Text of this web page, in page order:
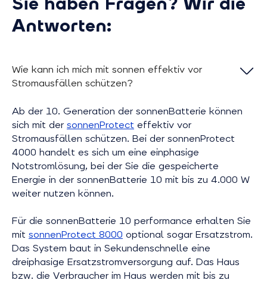
Antworten:
Wie kann ich mich mit sonnen effektiv vor
Stromausfällen schützen?
Ab der 10. Generation der sonnenBatterie können
sich mit der sonnenProtect effektiv vor
Stromausfällen schützen. Bei der sonnenProtect
4000 handelt es sich um eine einphasige
Notstromlösung, bei der Sie die gespeicherte
Energie in der sonnenBatterie 10 mit bis zu 4.000 W
weiter nutzen können.
Für die sonnenBatterie 10 performance erhalten Sie
mit sonnenProtect 8000 optional sogar Ersatzstrom.
Das System baut in Sekundenschnelle eine
dreiphasige Ersatzstromversorgung auf. Das Haus
bzw. die Verbraucher im Haus werden mit bis zu